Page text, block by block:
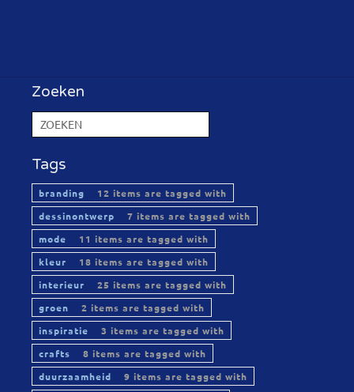
Zoeken
Tags
branding
12 items are tagged with
dessinontwerp
7 items are tagged with
mode
11 items are tagged with
kleur
18 items are tagged with
interieur
25 items are tagged with
groen
2 items are tagged with
inspiratie
3 items are tagged with
crafts
8 items are tagged with
duurzaamheid
9 items are tagged with